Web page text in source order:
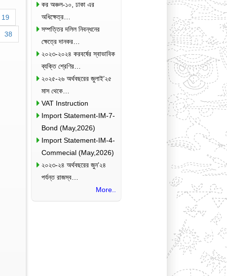
19
38
কর অঞ্চল-১০, ঢাকা এর
অধিক্ষেত্র…
সম্পত্তির দলিল নিবন্ধনের
ক্ষেত্রে দানকর…
২০২৩-২০২৪ করবর্ষের স্বাভাবিক
ব্যক্তি শ্রেণির…
২০২৫-২৬ অর্থবছরের জুলাই’২৫
মাস থেকে…
VAT Instruction
Import Statement-IM-7-
Bond (May,2026)
Import Statement-IM-4-
Commecial (May,2026)
২০২৩-২৪ অর্থবছরের জুন’২৪
পর্যন্ত রাজস্ব…
More..